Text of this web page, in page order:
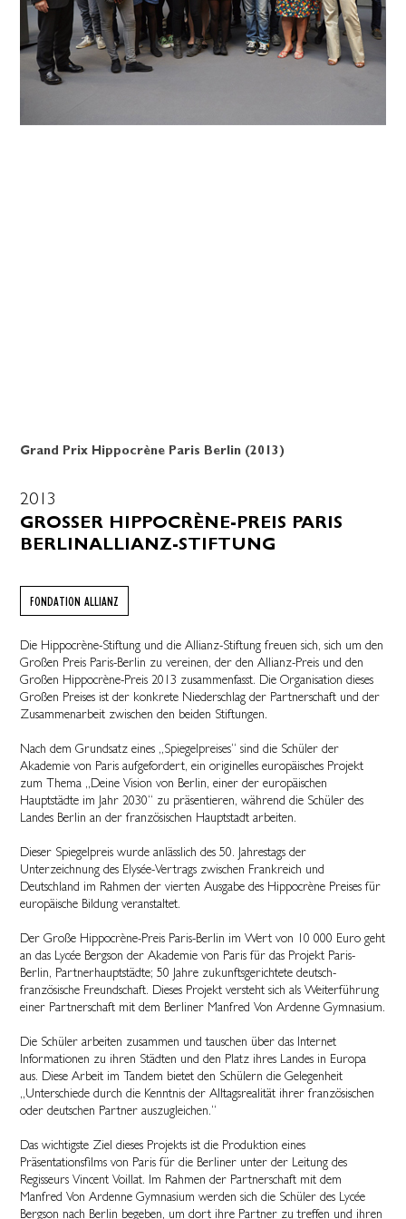
Grand Prix Hippocrène Paris Berlin (2013)
2013
GROSSER HIPPOCRÈNE-PREIS PARIS B
ERLINALLIANZ-STIFTUNG
FONDATION ALLIANZ
Die Hippocrène-Stiftung und die Allianz-Stiftung freuen sich, sich um den
Großen Preis Paris-Berlin zu vereinen, der den Allianz-Preis und den
Großen Hippocrène-Preis 2013 zusammenfasst. Die Organisation dieses
Großen Preises ist der konkrete Niederschlag der Partnerschaft und der
Zusammenarbeit zwischen den beiden Stiftungen.
Nach dem Grundsatz eines „Spiegelpreises“ sind die Schüler der
Akademie von Paris aufgefordert, ein originelles europäisches Projekt
zum Thema „Deine Vision von Berlin, einer der europäischen
Hauptstädte im Jahr 2030“ zu präsentieren, während die Schüler des
Landes Berlin an der französischen Hauptstadt arbeiten.
Dieser Spiegelpreis wurde anlässlich des 50. Jahrestags der
Unterzeichnung des Elysée-Vertrags zwischen Frankreich und
Deutschland im Rahmen der vierten Ausgabe des Hippocrène Preises für
europäische Bildung veranstaltet.
Der Große Hippocrène-Preis Paris-Berlin im Wert von 10 000 Euro geht
an das Lycée Bergson der Akademie von Paris für das Projekt Paris-
Berlin, Partnerhauptstädte; 50 Jahre zukunftsgerichtete deutsch-
französische Freundschaft. Dieses Projekt versteht sich als Weiterführung
einer Partnerschaft mit dem Berliner Manfred Von Ardenne Gymnasium.
Die Schüler arbeiten zusammen und tauschen über das Internet
Informationen zu ihren Städten und den Platz ihres Landes in Europa
aus. Diese Arbeit im Tandem bietet den Schülern die Gelegenheit
„Unterschiede durch die Kenntnis der Alltagsrealität ihrer französischen
oder deutschen Partner auszugleichen.“
Das wichtigste Ziel dieses Projekts ist die Produktion eines
Präsentationsfilms von Paris für die Berliner unter der Leitung des
Regisseurs Vincent Voillat. Im Rahmen der Partnerschaft mit dem
Manfred Von Ardenne Gymnasium werden sich die Schüler des Lycée
Bergson nach Berlin begeben, um dort ihre Partner zu treffen und ihren